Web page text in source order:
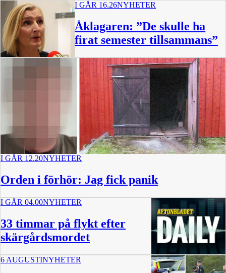
I GÅR 16.26NYHETER
Åklagaren: ”De skulle ha
firat semester tillsammans”
I GÅR 12.20NYHETER
Orden i förhör: Jag fick panik
I GÅR 04.00NYHETER
33 timmar på flykt efter
skärgårdsmordet
8 min
6 AUGUSTINYHETER